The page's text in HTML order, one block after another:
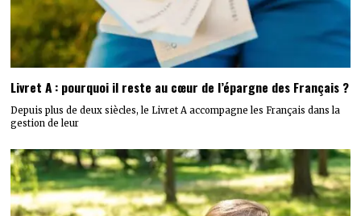
Livret A : pourquoi il reste au cœur de l’épargne des Français ?
Depuis plus de deux siècles, le Livret A accompagne les Français dans la
gestion de leur